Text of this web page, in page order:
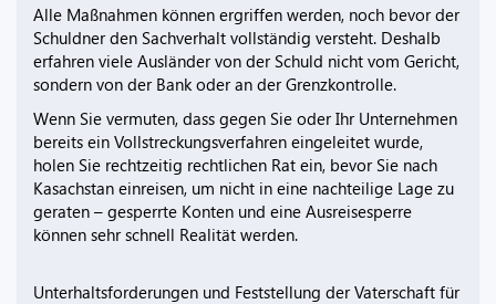
Alle Maßnahmen können ergriffen werden, noch bevor der
Schuldner den Sachverhalt vollständig versteht. Deshalb
erfahren viele Ausländer von der Schuld nicht vom Gericht,
sondern von der Bank oder an der Grenzkontrolle.
Wenn Sie vermuten, dass gegen Sie oder Ihr Unternehmen
bereits ein Vollstreckungsverfahren eingeleitet wurde,
holen Sie rechtzeitig rechtlichen Rat ein, bevor Sie nach
Kasachstan einreisen, um nicht in eine nachteilige Lage zu
geraten – gesperrte Konten und eine Ausreisesperre
können sehr schnell Realität werden.
Unterhaltsforderungen und Feststellung der Vaterschaft für